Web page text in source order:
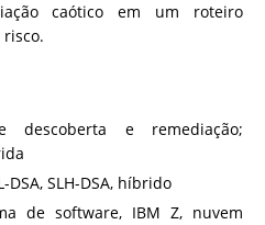
caótico em um roteiro
e remediação;
DSA, SLH-DSA, híbrido
de software, IBM Z, nuvem